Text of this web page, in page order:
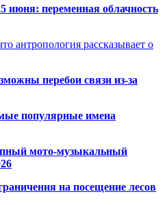
июня: переменная облачность
антропология рассказывает о
перебои связи из-за
популярные имена
мото-музыкальный
на посещение лесов